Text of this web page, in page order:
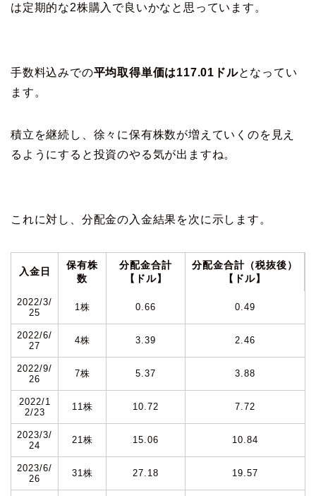
は定期的な2株購入で良いかなと思っています。
手数料込みでの平均取得単価は117.01ドルとなってい
ます。
積立を継続し、徐々に保有株数が増えていくのを見え
るようにすると投資のやる気が出ますね。
これに対し、分配金の入金結果を次に示します。
入金日
保有株
数
分配金合計
【ドル】
分配金合計（税抜後）
【ドル】
2022/3/
25
1株 0.66 0.49
2022/6/
27
4株 3.39 2.46
2022/9/
26
7株 5.37 3.88
2022/1
2/23
11株 10.72 7.72
2023/3/
24
21株 15.06 10.84
2023/6/
26
31株 27.18 19.57